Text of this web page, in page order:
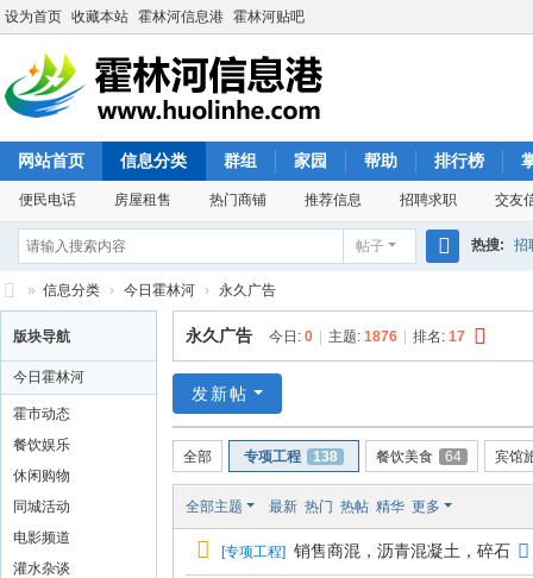
设为首页 收藏本站 霍林河信息港 霍林河贴吧
网站首页 信息分类 群组 家园 帮助 排行榜
便民电话 房屋租售 热门商铺 推荐信息 招聘求职 交友
帖子
索
热搜: 招
霍
林
河
港
» 信息分类 › 今日霍林河 › 永久广告
版块导航
今日霍林河
霍市动态
餐饮娱乐
休闲购物
同城活动
电影频道
灌水杂谈
永久广告 今日: 0 主题: 1876 排名: 17
发新帖
全部 专项工程 138 餐饮美食 64 宾馆
全部主题 最新 热门 热帖 精华 更多
[专项工程] 销售商混，沥青混凝土，碎石